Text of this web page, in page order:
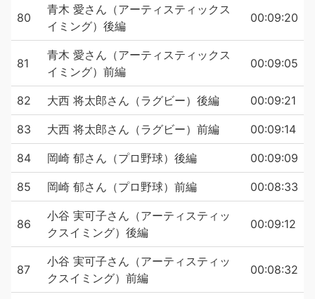
80
青木 愛さん（アーティスティックス
イミング）後編
00:09:20
81
青木 愛さん（アーティスティックス
イミング）前編
00:09:05
82 大西 将太郎さん（ラグビー）後編 00:09:21
83 大西 将太郎さん（ラグビー）前編 00:09:14
84 岡崎 郁さん（プロ野球）後編 00:09:09
85 岡崎 郁さん（プロ野球）前編 00:08:33
86
小谷 実可子さん（アーティスティッ
クスイミング）後編
00:09:12
87
小谷 実可子さん（アーティスティッ
クスイミング）前編
00:08:32